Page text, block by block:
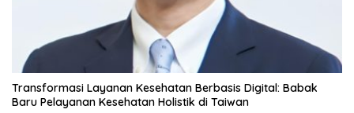
Transformasi Layanan Kesehatan Berbasis Digital: Babak
Baru Pelayanan Kesehatan Holistik di Taiwan